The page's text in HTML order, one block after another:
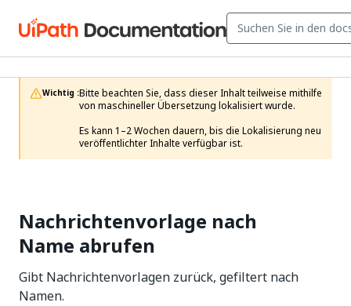
Wichtig :Bitte beachten Sie, dass dieser Inhalt teilweise mithilfe
von maschineller Übersetzung lokalisiert wurde.
Es kann 1–2 Wochen dauern, bis die Lokalisierung neu
veröffentlichter Inhalte verfügbar ist.
Nachrichtenvorlage nach
Name abrufen
Gibt Nachrichtenvorlagen zurück, gefiltert nach
Namen.